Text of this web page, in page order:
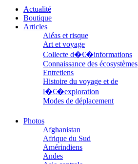
Lanouguère-Bruneau Virginie
Lantz François
Lautier-Gaud Jean
Le Maître Anne
Leblanc Léopoldine
Leblay Julien
Lebrun Alain
Lefèvre David
Lelièvre Olivier
Lemire Olivier
Lemonnier Philippe
Lobo Éric
Loireau Alexis
Loquet Denis
Lutz Philippe
Luzzatto-Béjanin Béatrice
Manoukian Patrick
Actualité
Boutique
Articles
Aléas et risque
Art et voyage
Collecte d�€�informations
Connaissance des écosystèmes
Entretiens
Histoire du voyage et de
l�€�exploration
Modes de déplacement
Parcours choisis
Patrimoine
Petite ethnographie
Portraits
Questions de survie
Réflexions
Photos
Afghanistan
Afrique du Sud
Amérindiens
Andes